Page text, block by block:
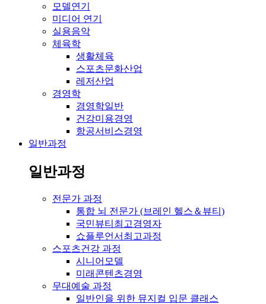
모델연기
미디어 연기
실용음악
체육학
생활체육
스포츠문화산업
레저산업
경영학
경영학일반
건강미용경영
항공서비스경영
일반과정
일반과정
전문가 과정
통합 뇌 전문가 (브레인 헬스＆뷰티)
국민뷰티최고경영자
쇼플루언서최고과정
스포츠건강 과정
시니어모델
미래콘텐츠경영
무대예술 과정
일반인을 위한 뮤지컬 입문 클래스